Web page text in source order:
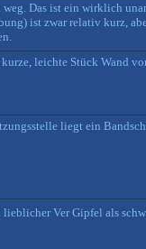
Das ist ein wirklich
ist zwar relativ kurz,
leichte Stück Wand
liegt ein
Ver Gipfel als